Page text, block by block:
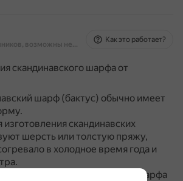
На основе источников, возможны неточности
Как это работает?
скандинавского шарфа от
шарф (бактус) обычно имеет
изготовления скандинавских
шерсть или толстую пряжу,
в холодное время года и
узором скандинавского шарфа